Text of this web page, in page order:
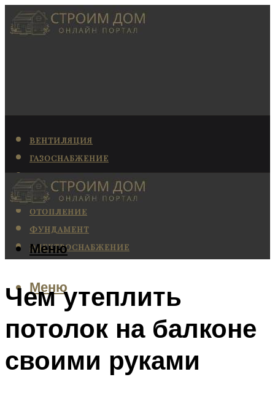
ВЕНТИЛЯЦИЯ
ГАЗОСНАБЖЕНИЕ
КАНАЛИЗАЦИЯ
КОНДИЦИОНИРОВАНИЕ
ОТОПЛЕНИЕ
ФУНДАМЕНТ
ЭЛЕКТРОСНАБЖЕНИЕ
Меню
Меню
Чем утеплить
потолок на балконе
своими руками